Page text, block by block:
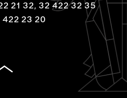
21 32, 32 422 32 35
422 23 20